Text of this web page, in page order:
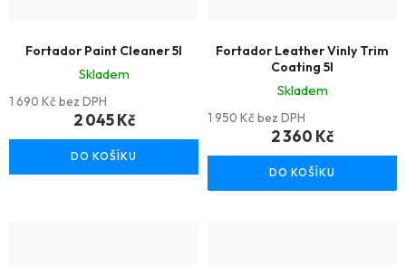
Fortador Paint Cleaner 5l
Skladem
1 690 Kč bez DPH
2 045 Kč
DO KOŠÍKU
Fortador Leather Vinly Trim
Coating 5l
Skladem
1 950 Kč bez DPH
2 360 Kč
DO KOŠÍKU